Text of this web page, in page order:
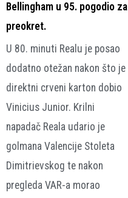
Bellingham u 95. pogodio za
preokret.
U 80. minuti Realu je posao
dodatno otežan nakon što je
direktni crveni karton dobio
Vinicius Junior. Krilni
napadač Reala udario je
golmana Valencije Stoleta
Dimitrievskog te nakon
pregleda VAR-a morao